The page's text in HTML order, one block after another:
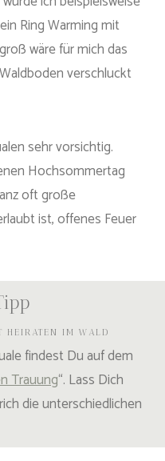
Ring Warming mit
wäre für mich das
verschluckt
sehr vorsichtig.
Hochsommertag
oft große
ist, offenes Feuer
HEIRATEN IM WALD
findest Du auf dem
Trauung“. Lass Dich
die unterschiedlichen